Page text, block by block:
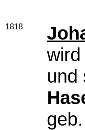
1818
und
geb.